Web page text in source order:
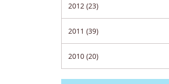
2012 (23)
2011 (39)
2010 (20)